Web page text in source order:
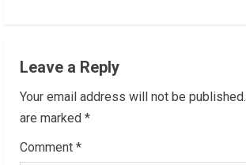
u
e
R
Leave a Reply
Your email address will not be published.
are marked *
Comment *